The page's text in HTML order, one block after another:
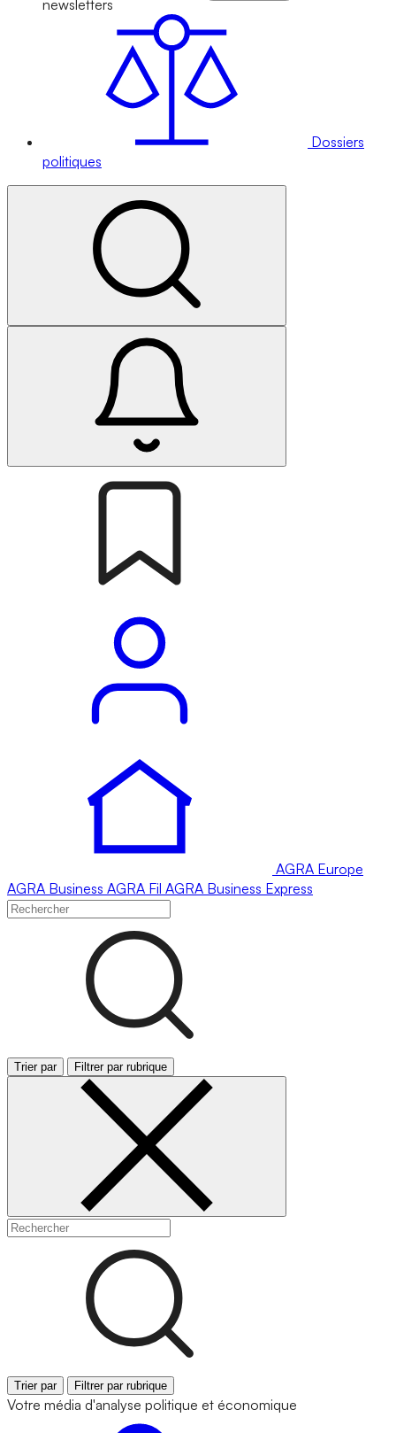
newsletters
Dossiers
politiques
AGRA Europe
AGRA Business AGRA Fil AGRA Business Express
Trier par Filtrer par rubrique
Trier par Filtrer par rubrique
Votre média d'analyse politique et économique